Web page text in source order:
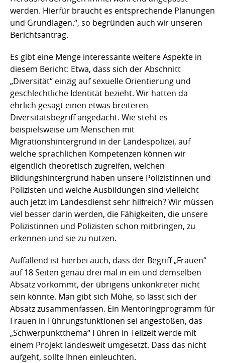
werden. Hierfür braucht es entsprechende Planungen
und Grundlagen.“, so begründen auch wir unseren
Berichtsantrag.
Es gibt eine Menge interessante weitere Aspekte in
diesem Bericht: Etwa, dass sich der Abschnitt
„Diversität“ einzig auf sexuelle Orientierung und
geschlechtliche Identität bezieht. Wir hatten da
ehrlich gesagt einen etwas breiteren
Diversitätsbegriff angedacht. Wie steht es
beispielsweise um Menschen mit
Migrationshintergrund in der Landespolizei, auf
welche sprachlichen Kompetenzen können wir
eigentlich theoretisch zugreifen, welchen
Bildungshintergrund haben unsere Polizistinnen und
Polizisten und welche Ausbildungen sind vielleicht
auch jetzt im Landesdienst sehr hilfreich? Wir müssen
viel besser darin werden, die Fähigkeiten, die unsere
Polizistinnen und Polizisten schon mitbringen, zu
erkennen und sie zu nutzen.
Auffallend ist hierbei auch, dass der Begriff „Frauen“
auf 18 Seiten genau drei mal in ein und demselben
Absatz vorkommt, der übrigens unkonkreter nicht
sein könnte. Man gibt sich Mühe, so lässt sich der
Absatz zusammenfassen. Ein Mentoringprogramm für
Frauen in Führungsfunktionen sei angestoßen, das
„Schwerpunktthema“ Führen in Teilzeit werde mit
einem Projekt landesweit umgesetzt. Dass das nicht
aufgeht, sollte Ihnen einleuchten.